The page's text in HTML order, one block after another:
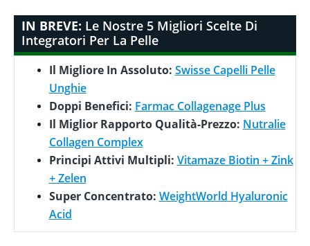
IN BREVE: Le Nostre 5 Migliori Scelte Di
Integratori Per La Pelle
Il Migliore In Assoluto: Swisse Capelli Pelle
Unghie
Doppi Benefici: Farmac Collagenage Plus
Il Miglior Rapporto Qualità-Prezzo: Nutralie
Collagen Complex
Principi Attivi Multipli: Vitamaze Biotin + Zink
+ Zelen
Super Concentrato: WeightWorld Hyaluronic
Acid